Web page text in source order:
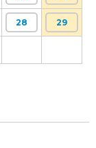
28 29